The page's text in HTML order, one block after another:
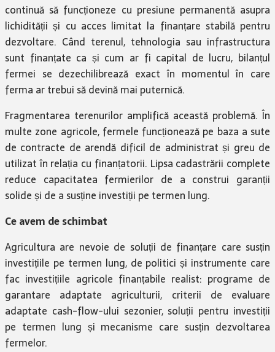
continuă să funcționeze cu presiune permanentă asupra
lichidității și cu acces limitat la finanțare stabilă pentru
dezvoltare. Când terenul, tehnologia sau infrastructura
sunt finanțate ca și cum ar fi capital de lucru, bilanțul
fermei se dezechilibrează exact în momentul în care
ferma ar trebui să devină mai puternică.
Fragmentarea terenurilor amplifică această problemă. În
multe zone agricole, fermele funcționează pe baza a sute
de contracte de arendă dificil de administrat și greu de
utilizat în relația cu finanțatorii. Lipsa cadastrării complete
reduce capacitatea fermierilor de a construi garanții
solide și de a susține investiții pe termen lung.
Ce avem de schimbat
Agricultura are nevoie de soluții de finanțare care susțin
investițiile pe termen lung, de politici și instrumente care
fac investițiile agricole finanțabile realist: programe de
garantare adaptate agriculturii, criterii de evaluare
adaptate cash-flow-ului sezonier, soluții pentru investiții
pe termen lung și mecanisme care susțin dezvoltarea
fermelor.